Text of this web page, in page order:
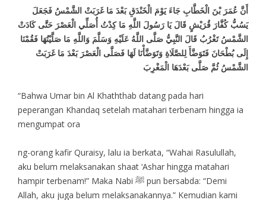
أَنَّ عُمَرَ بْنَ الْخَطَّابِ جَاءَ يَوْمَ الْخَنْدَقِ بَعْدَ مَا غَرَبَتْ الشَّمْسُ فَجَعَلَ
يَسُبُّ كُفَّارَ قُرَيْشٍ قَالَ يَا رَسُولَ اللَّهِ مَا كِدْتُ أُصَلِّي الْعَصْرَ حَتَّى كَادَتْ
الشَّمْسُ تَغْرُبُ قَالَ النَّبِيُّ صَلَّى اللَّهُ عَلَيْهِ وَسَلَّمَ وَاللَّهِ مَا صَلَّيْتُهَا فَقُمْنَا
إِلَى بُطْحَانَ فَتَوَضَّأَ لِلصَّلَاةِ وَتَوَضَّأْنَا لَهَا فَصَلَّى الْعَصْرَ بَعْدَ مَا غَرَبَتْ
الشَّمْسُ ثُمَّ صَلَّى بَعْدَهَا الْمَغْرِبَ
“Bahwa Umar bin Al Khaththab datang pada hari
peperangan Khandaq setelah matahari terbenam hingga ia
mengumpat ora
ng-orang kafir Quraisy, lalu ia berkata, “Wahai Rasulullah,
aku belum melaksanakan shaat ‘Ashar hingga matahari
hampir terbenam!” Maka Nabi ﷺ pun bersabda: “Demi
Allah, aku juga belum melaksanakannya.” Kemudian kami